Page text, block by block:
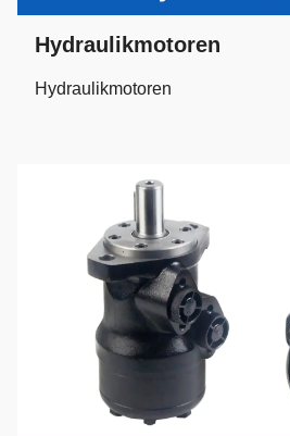
Hydraulikmotoren
Hydraulikmotoren